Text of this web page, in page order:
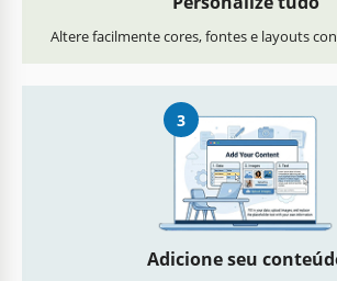
Altere facilmente cores, fontes e layouts
3
Adicione seu